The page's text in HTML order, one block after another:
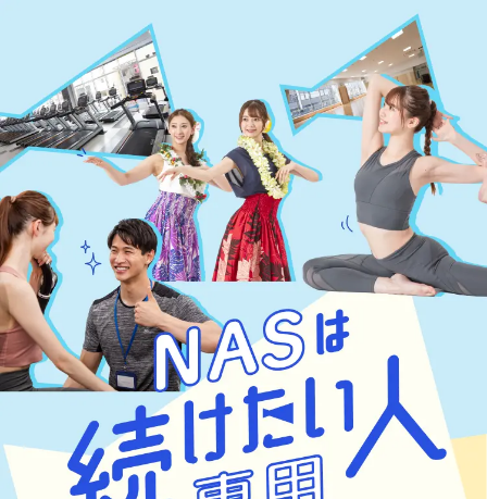
NASは続けたい人専用「続ける楽しさ」応援します！